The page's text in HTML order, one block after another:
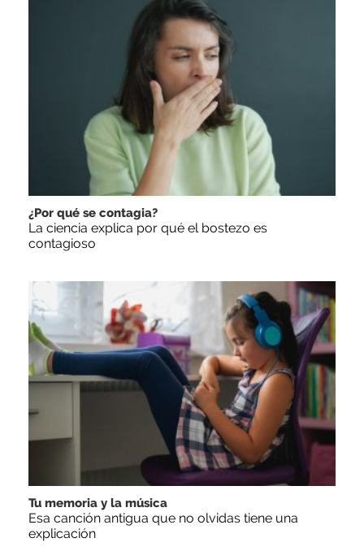
¿Por qué se contagia?
La ciencia explica por qué el bostezo es
contagioso
Tu memoria y la música
Esa canción antigua que no olvidas tiene una
explicación